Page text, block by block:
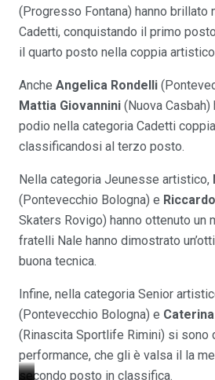
(Progresso Fontana) hanno brillato
Cadetti, conquistando il primo
il quarto posto nella coppia
Anche Angelica Rondelli
Mattia Giovannini (Nuova
podio nella categoria Cadetti
classificandosi al terzo posto.
Nella categoria Jeunesse artistico,
(Pontevecchio Bologna) e
Skaters Rovigo) hanno ottenuto un
fratelli Nale hanno dimostrato
buona tecnica.
Infine, nella categoria Senior
(Pontevecchio Bologna) e
(Rinascita Sportlife Rimini) si sono
performance, che gli è valsa il la
secondo posto in classifica.